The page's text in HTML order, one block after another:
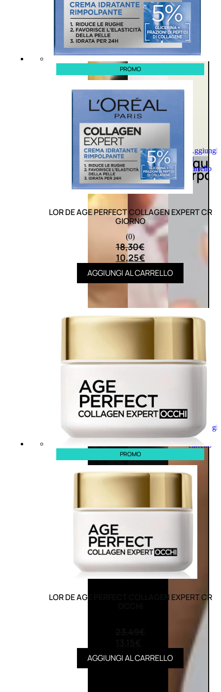
Acqua
corpo
Aggiungi
al
carrello
Aggiungi
al
carrello
PROMO
LOR DE AGE PERFECT COLLAGEN EXPERT CR
GIORNO
(0)
18,30€
10,25€
AGGIUNGI AL CARRELLO
PROMO
LOR DE AGE PERFECT COLLAGEN EXPERT CR
AGGIUNGI AL CARRELLO